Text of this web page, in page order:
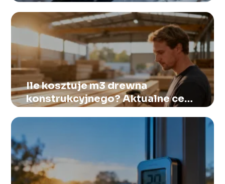
Ile kosztuje m3 drewna
konstrukcyjnego? Aktualne ceny